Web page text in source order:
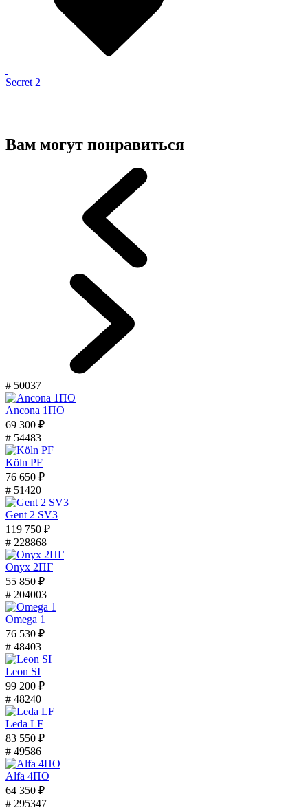
Secret 2
Вам могут понравиться
# 50037
Ancona 1ПО
69 300 ₽
# 54483
Köln PF
76 650 ₽
# 51420
Gent 2 SV3
119 750 ₽
# 228868
Onyx 2ПГ
55 850 ₽
# 204003
Omega 1
76 530 ₽
# 48403
Leon SI
99 200 ₽
# 48240
Leda LF
83 550 ₽
# 49586
Alfa 4ПО
64 350 ₽
# 295347